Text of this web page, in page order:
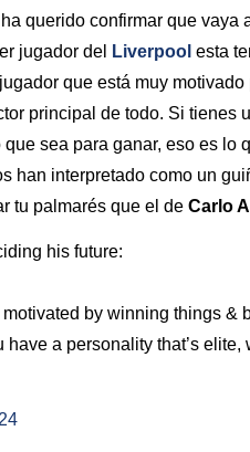
querido confirmar que vaya
jugador del Liverpool esta
que está muy motivado
principal de todo. Si tienes
sea para ganar, eso es lo
han interpretado como un
tu palmarés que el de Carlo
his future:
by winning things &
a personality that’s elite,